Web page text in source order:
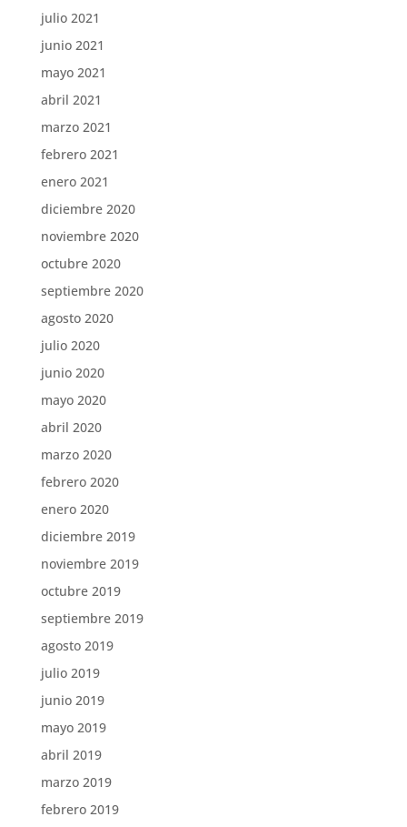
julio 2021
junio 2021
mayo 2021
abril 2021
marzo 2021
febrero 2021
enero 2021
diciembre 2020
noviembre 2020
octubre 2020
septiembre 2020
agosto 2020
julio 2020
junio 2020
mayo 2020
abril 2020
marzo 2020
febrero 2020
enero 2020
diciembre 2019
noviembre 2019
octubre 2019
septiembre 2019
agosto 2019
julio 2019
junio 2019
mayo 2019
abril 2019
marzo 2019
febrero 2019